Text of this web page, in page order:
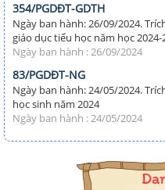
354/PGDĐT-GDTH
Ngày ban hành: 26/09/2024.
giáo dục tiểu học năm học 2024-
Ngày ban hành : 26/09/2024
83/PGDĐT-NG
Ngày ban hành: 24/05/2024.
học sinh năm 2024
Ngày ban hành : 24/05/2024